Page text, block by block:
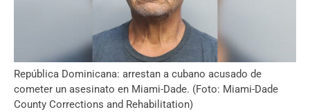
República Dominicana: arrestan a cubano acusado de
cometer un asesinato en Miami-Dade. (Foto: Miami-Dade
County Corrections and Rehabilitation)